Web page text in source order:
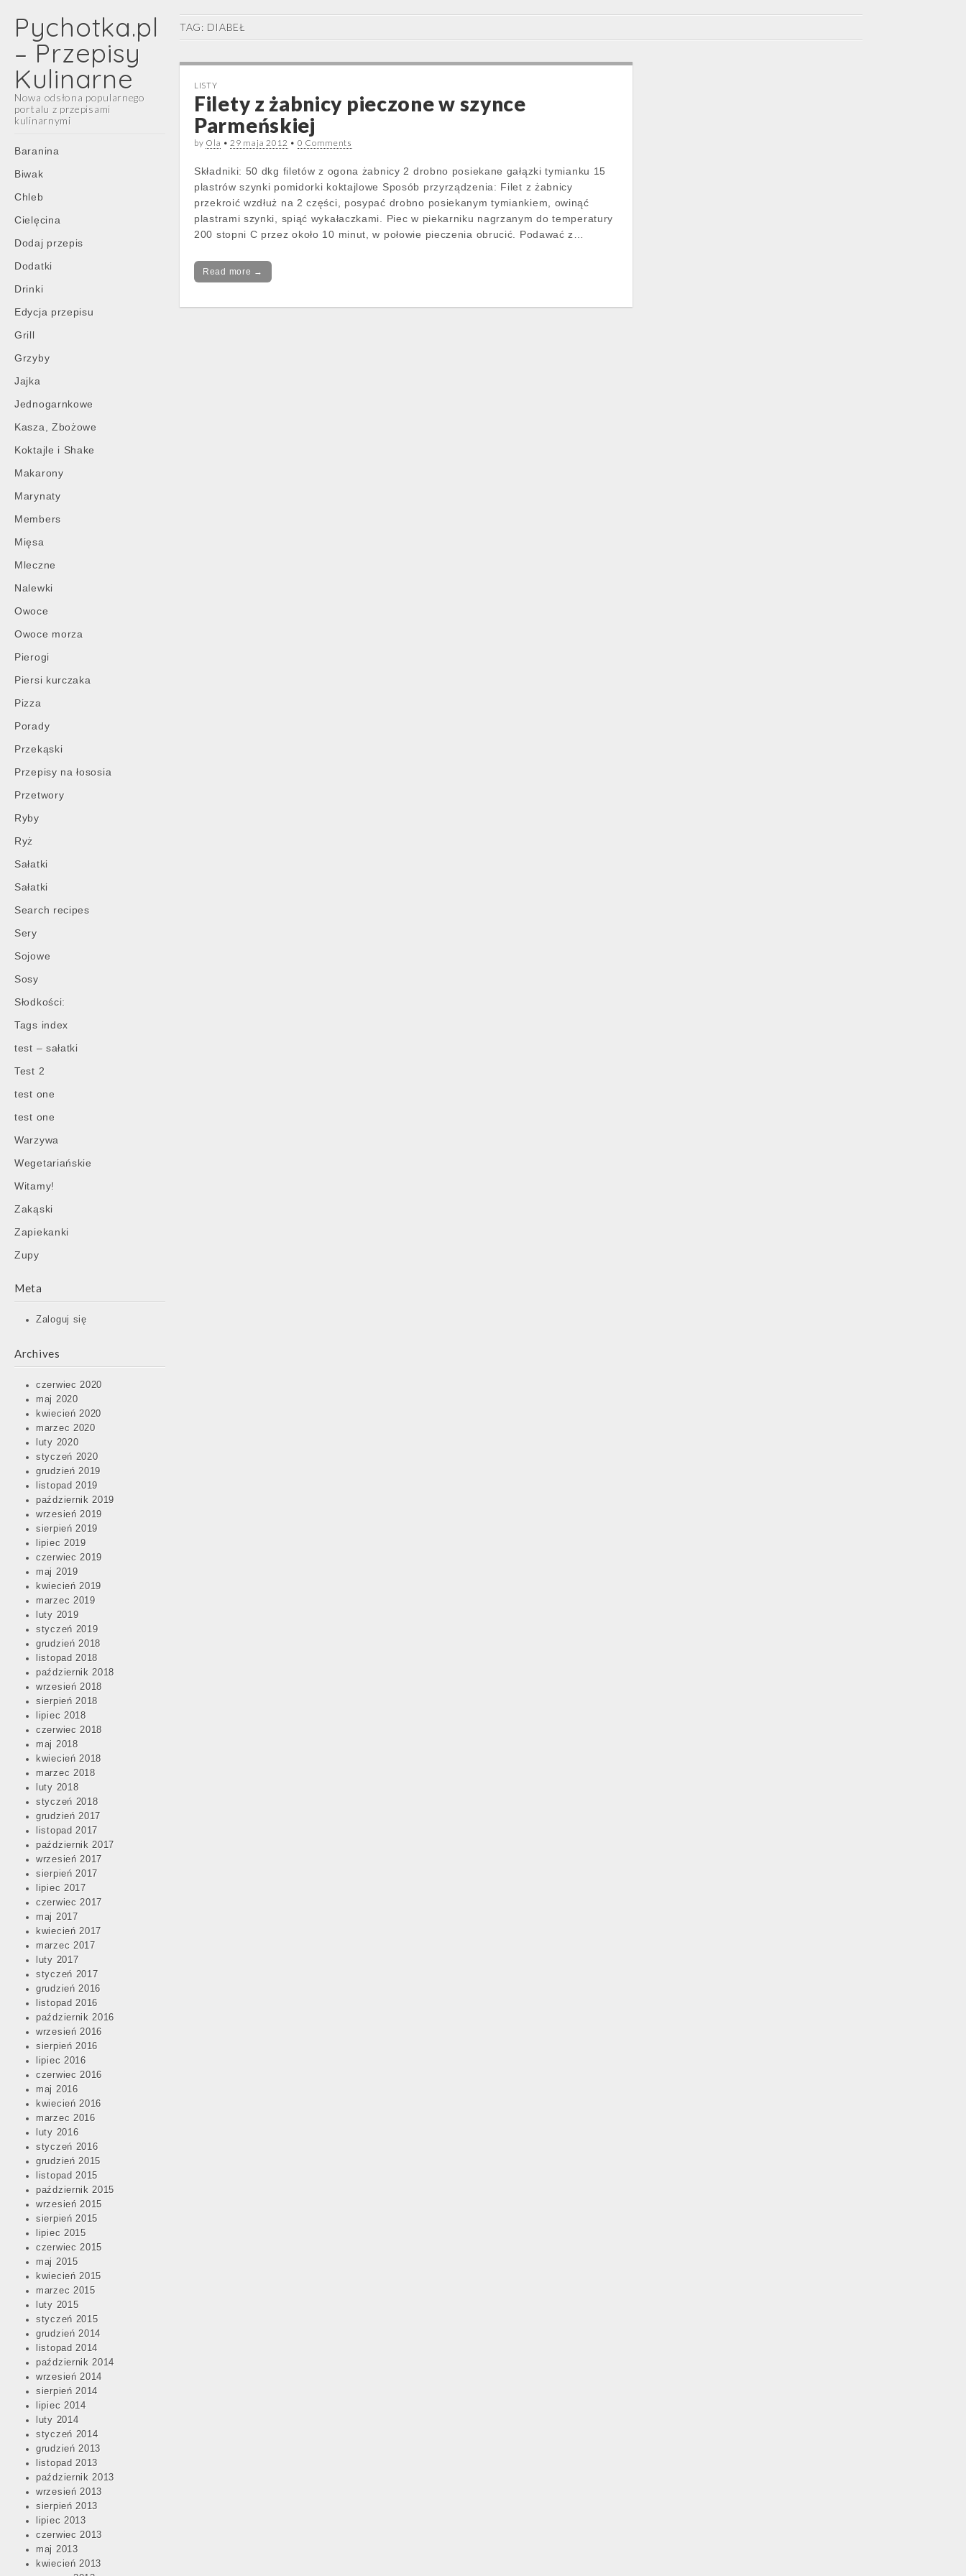
Pychotka.pl
– Przepisy
Kulinarne
Nowa odsłona popularnego
portalu z przepisami
kulinarnymi
Main
menu
Skip
content
Baranina
Biwak
Chleb
Cielęcina
Dodaj przepis
Dodatki
Drinki
Edycja przepisu
Grill
Grzyby
Jajka
Jednogarnkowe
Kasza, Zbożowe
Koktajle i Shake
Makarony
Marynaty
Members
Mięsa
Mleczne
Nalewki
Owoce
Owoce morza
Pierogi
Piersi kurczaka
Pizza
Porady
Przekąski
Przepisy na łososia
Przetwory
Ryby
Ryż
Sałatki
Sałatki
Search recipes
Sery
Sojowe
Sosy
Słodkości:
Tags index
test – sałatki
Test 2
test one
test one
Warzywa
Wegetariańskie
Witamy!
Zakąski
Zapiekanki
Zupy
Meta
Zaloguj się
Archives
czerwiec 2020
maj 2020
kwiecień 2020
marzec 2020
luty 2020
styczeń 2020
grudzień 2019
listopad 2019
październik 2019
wrzesień 2019
sierpień 2019
lipiec 2019
czerwiec 2019
maj 2019
kwiecień 2019
marzec 2019
luty 2019
styczeń 2019
grudzień 2018
listopad 2018
październik 2018
wrzesień 2018
sierpień 2018
lipiec 2018
czerwiec 2018
maj 2018
kwiecień 2018
marzec 2018
luty 2018
styczeń 2018
grudzień 2017
listopad 2017
październik 2017
wrzesień 2017
sierpień 2017
lipiec 2017
czerwiec 2017
maj 2017
kwiecień 2017
marzec 2017
luty 2017
styczeń 2017
grudzień 2016
listopad 2016
październik 2016
wrzesień 2016
sierpień 2016
lipiec 2016
czerwiec 2016
maj 2016
kwiecień 2016
marzec 2016
luty 2016
styczeń 2016
grudzień 2015
listopad 2015
październik 2015
wrzesień 2015
sierpień 2015
lipiec 2015
czerwiec 2015
maj 2015
kwiecień 2015
marzec 2015
luty 2015
styczeń 2015
grudzień 2014
listopad 2014
październik 2014
wrzesień 2014
sierpień 2014
lipiec 2014
luty 2014
styczeń 2014
grudzień 2013
listopad 2013
październik 2013
wrzesień 2013
sierpień 2013
lipiec 2013
czerwiec 2013
maj 2013
kwiecień 2013
TAG: DIABEŁ
LISTY
Filety z żabnicy pieczone w szynce
Parmeńskiej
by Ola •29 maja 2012 • 0 Comments
Składniki: 50 dkg filetów z ogona żabnicy 2 drobno posiekane gałązki tymianku 15
plastrów szynki pomidorki koktajlowe Sposób przyrządzenia: Filet z żabnicy
przekroić wzdłuż na 2 części, posypać drobno posiekanym tymiankiem, owinąć
plastrami szynki, spiąć wykałaczkami. Piec w piekarniku nagrzanym do temperatury
200 stopni C przez około 10 minut, w połowie pieczenia obrucić. Podawać z…
Read more →